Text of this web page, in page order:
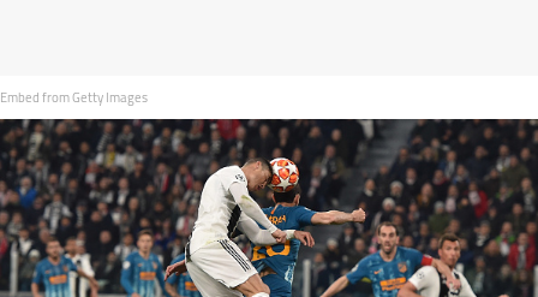
Embed from Getty Images